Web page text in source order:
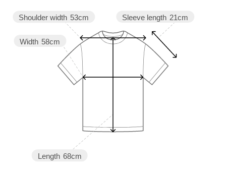
Sleeve length 21cm
Length 68cm
Width 58cm
Shoulder width 53cm